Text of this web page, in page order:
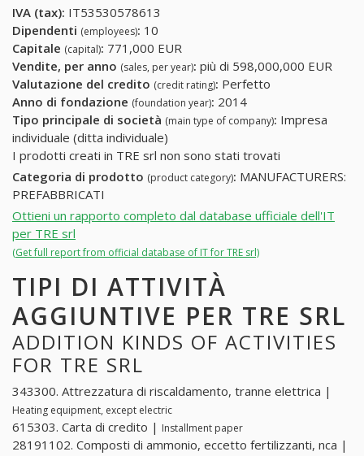
IVA (tax): IT53530578613
Dipendenti (employees): 10
Capitale (capital): 771,000 EUR
Vendite, per anno (sales, per year): più di 598,000,000 EUR
Valutazione del credito (credit rating): Perfetto
Anno di fondazione (foundation year): 2014
Tipo principale di società (main type of company): Impresa
individuale (ditta individuale)
I prodotti creati in TRE srl non sono stati trovati
Categoria di prodotto (product category): MANUFACTURERS:
PREFABBRICATI
Ottieni un rapporto completo dal database ufficiale dell'IT
per TRE srl
(Get full report from official database of IT for TRE srl)
TIPI DI ATTIVITÀ
AGGIUNTIVE PER TRE SRL
ADDITION KINDS OF ACTIVITIES
FOR TRE SRL
343300. Attrezzatura di riscaldamento, tranne elettrica |
Heating equipment, except electric
615303. Carta di credito | Installment paper
28191102. Composti di ammonio, eccetto fertilizzanti, nca |